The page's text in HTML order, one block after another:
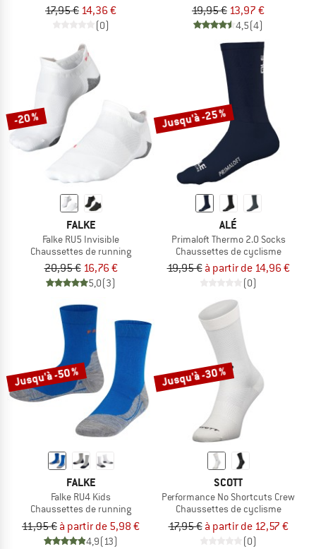
17,95 € 14,36 €
(0)
19,95 € 13,97 €
4,5(4)
-20 %
FALKE
Falke RU5 Invisible
Chaussettes de running
20,95 € 16,76 €
5,0(3)
Jusqu'à -25 %
ALÉ
Primaloft Thermo 2.0 Socks
Chaussettes de cyclisme
19,95 € à partir de 14,96 €
(0)
Jusqu'à -50 %
FALKE
Falke RU4 Kids
Chaussettes de running
11,95 € à partir de 5,98 €
4,9(13)
Jusqu'à -30 %
SCOTT
Performance No Shortcuts Crew
Chaussettes de cyclisme
17,95 € à partir de 12,57 €
(0)